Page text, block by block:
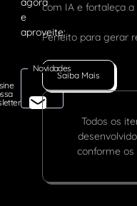
Novidades
com IA e fortaleça
Perfeito para gerar
Saiba Mais
Todos os
conforme os